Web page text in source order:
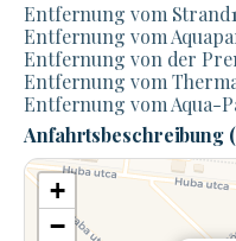
Entfernung vom Strand
Entfernung vom
Entfernung von der
Entfernung vom
Entfernung vom Aqua-
Anfahrtsbeschreibung
+
−